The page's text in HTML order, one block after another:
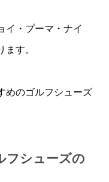
イ・プーマ・ナイ
す。
めのゴルフシューズ
フシューズの